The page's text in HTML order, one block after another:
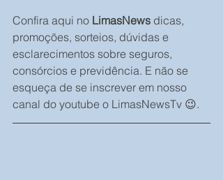
Confira aqui no LimasNews dicas,
promoções, sorteios, dúvidas e
esclarecimentos sobre seguros,
consórcios e previdência. E não se
esqueça de se inscrever em nosso
canal do youtube o LimasNewsTv 😉.